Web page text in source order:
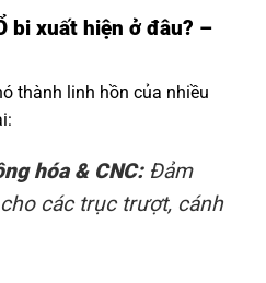
bi xuất hiện ở đâu? –
thành linh hồn của nhiều
hóa & CNC:Đảm
các trục trượt, cánh